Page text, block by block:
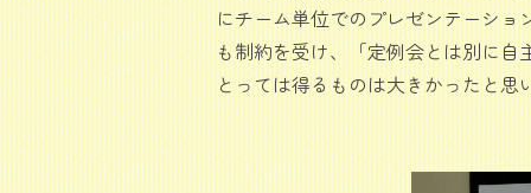
にチーム単位でのプレゼンテーシ
も制約を受け、「定例会とは別に
とっては得るものは大きかったと思